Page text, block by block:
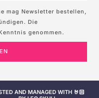
mag Newsletter bestellen,
Die
genommen.
AND MANAGED WITH 🤘🏻